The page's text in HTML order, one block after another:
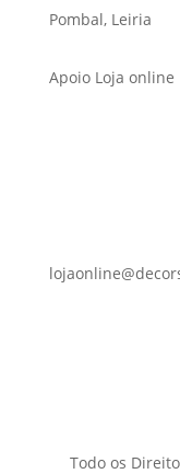
Pombal, Leiria
Apoio Loja online
Todo os